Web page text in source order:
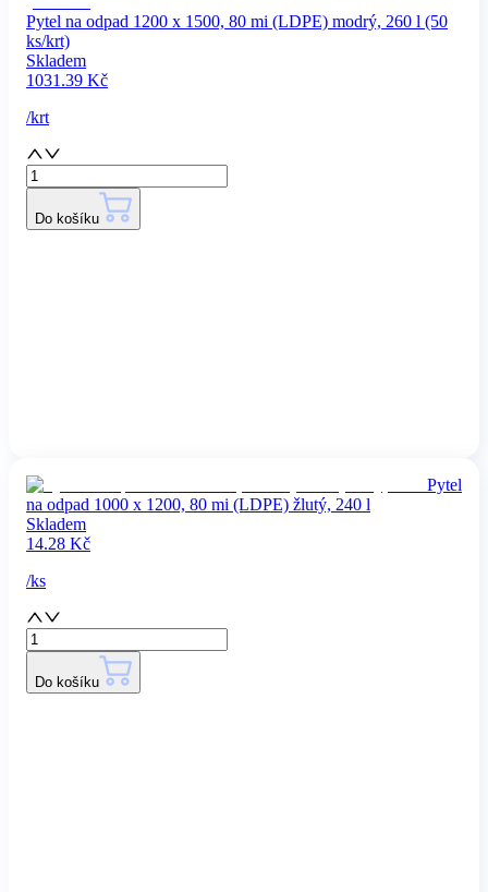
Pytel na odpad 1200 x 1500, 80 mi (LDPE) modrý, 260 l (50
ks/krt)
Skladem
1031.39 Kč
/krt
Do košíku
Pytel
na odpad 1000 x 1200, 80 mi (LDPE) žlutý, 240 l
Skladem
14.28 Kč
/ks
Do košíku